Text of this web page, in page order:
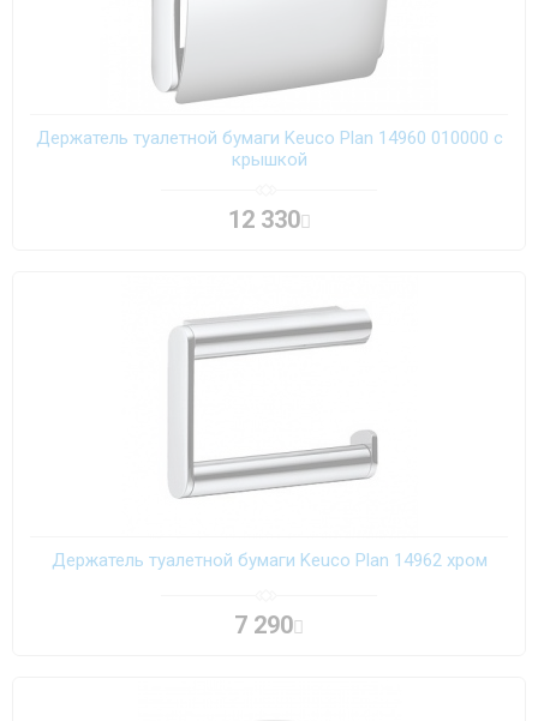
Держатель туалетной бумаги Keuco Plan 14960 010000 с
крышкой
12 330
Держатель туалетной бумаги Keuco Plan 14962 хром
7 290